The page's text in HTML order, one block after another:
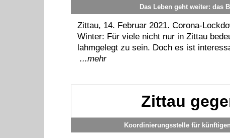
Das Leben geht weiter: das
Zittau, 14. Februar 2021. Corona-
Winter: Für viele nicht nur in Zittau
lahmgelegt zu sein. Doch es ist
...mehr
Zittau
Koordinierungsstelle für